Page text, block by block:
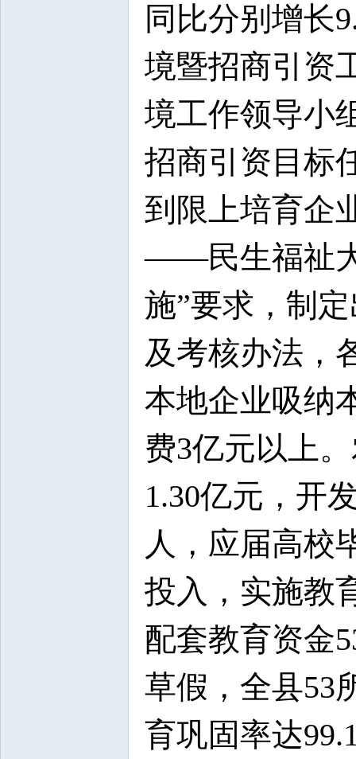
同比分别增长
境暨招商引资
境工作领导小
招商引资目标
到限上培育企
——民生福祉
施”要求，制
及考核办法，
本地企业吸纳
费3亿元以上
1.30亿元，开
人，应届高校
投入，实施教
配套教育资金
草假，全县53
育巩固率达